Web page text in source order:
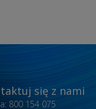
się z nami
800 154 075